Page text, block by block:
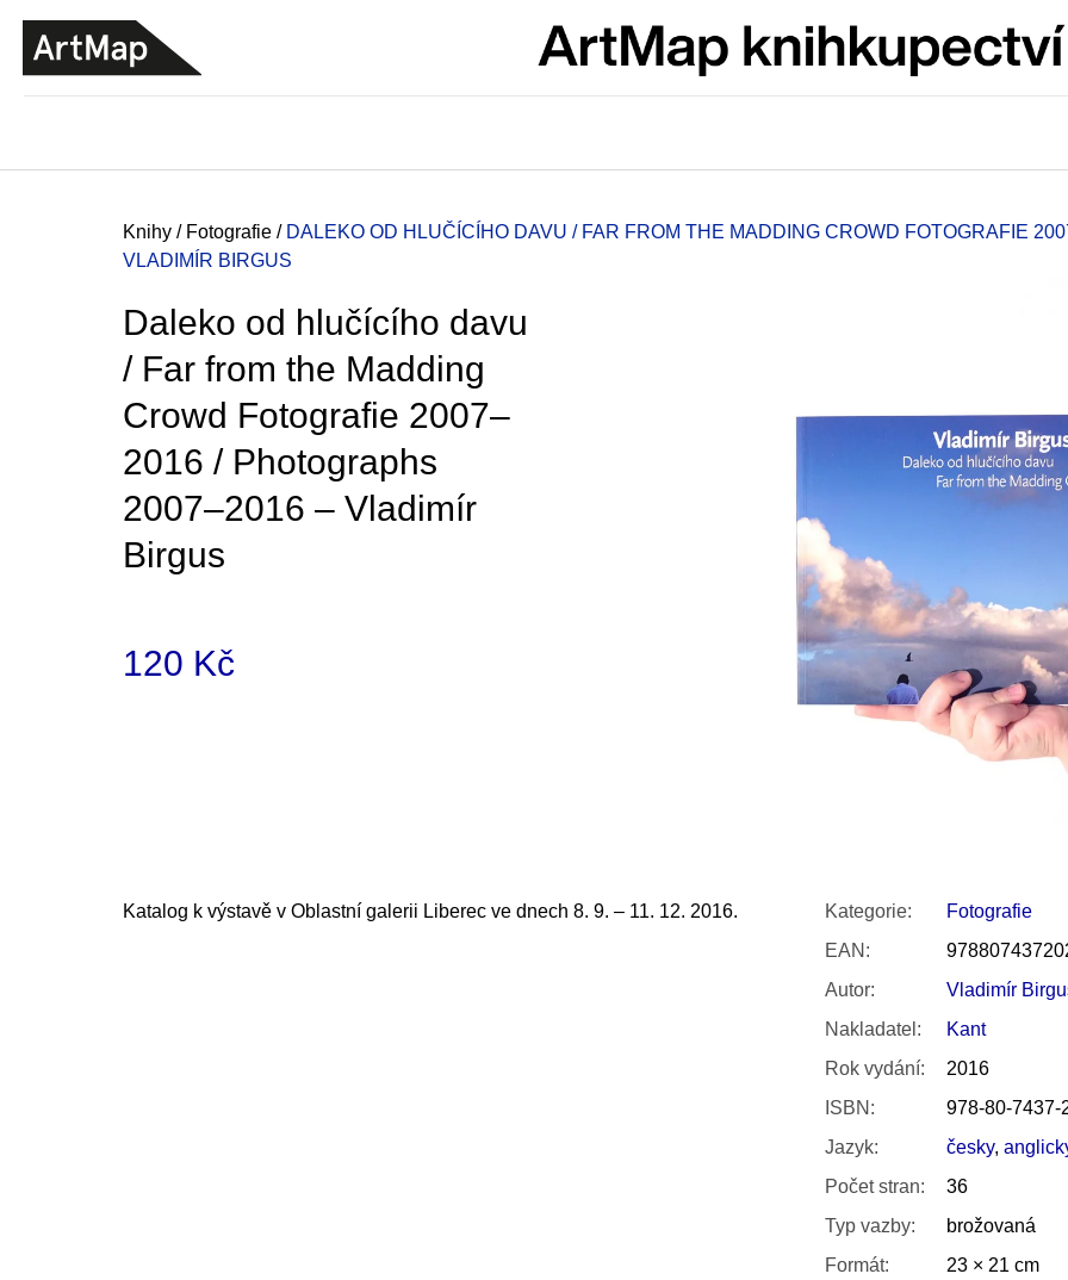
Domů
Knihy / Fotografie / DALEKO OD HLUČÍCÍHO DAVU / FAR FROM THE MADDING CROWD FOTOGRAFIE
VLADIMÍR BIRGUS
Daleko od hlučícího davu
/ Far from the Madding
Crowd Fotografie 2007–
2016 / Photographs
2007–2016 – Vladimír
Birgus
120 Kč
Katalog k výstavě v Oblastní galerii Liberec ve dnech 8. 9. – 11. 12. 2016. Kategorie:
Fotografie
EAN :
Autor:
Vladimír
Nakladatel :
Kant
Rok vydání:
2016
ISBN :
978-80-7437-
Jazyk: česky,
Počet stran:
36
Typ vazby:
brožovaná
Formát:
23 × 21 cm
ZPĚT
DO
OBCHODU
ZPĚT
DO
OBCHODU
HLEDAT
JMÉNO
VÝVAR
Původně: